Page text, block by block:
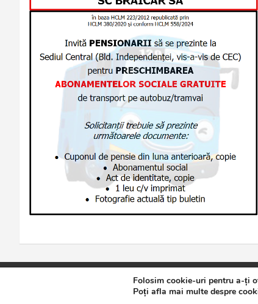
Jurnalul de Brăila Politică de
Folosim cookie-uri pentru a-ți
Poți afla mai multe despre